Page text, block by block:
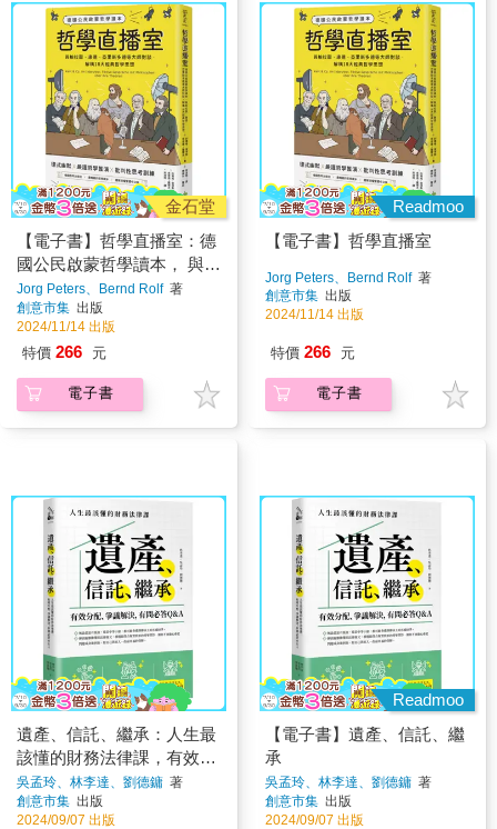
金石堂
【電子書】哲學直播室：德
國公民啟蒙哲學讀本， 與柏
拉圖、康德、亞里斯多德等
大師對談，解構18大經典哲
學思想
Jorg Peters、Bernd Rolf著
創意市集 出版
2024/11/14 出版
特價 266 元
電子書
Readmoo
【電子書】哲學直播室
Jorg Peters、Bernd Rolf著
創意市集 出版
2024/11/14 出版
特價 266 元
電子書
遺產、信託、繼承：人生最
該懂的財務法律課，有效分
配、爭議解決，有問必答
Q&A
吳孟玲、林李達、劉德鏞 著
創意市集 出版
2024/09/07 出版
Readmoo
【電子書】遺產、信託、繼
承
吳孟玲、林李達、劉德鏞 著
創意市集 出版
2024/09/07 出版